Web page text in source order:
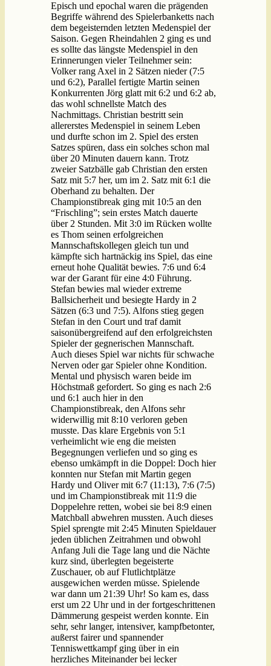
Episch und epochal waren die prägenden
Begriffe während des Spielerbanketts nach
dem begeisternden letzten Medenspiel der
Saison. Gegen Rheindahlen 2 ging es und
es sollte das längste Medenspiel in den
Erinnerungen vieler Teilnehmer sein:
Volker rang Axel in 2 Sätzen nieder (7:5
und 6:2), Parallel fertigte Martin seinen
Konkurrenten Jörg glatt mit 6:2 und 6:2 ab,
das wohl schnellste Match des
Nachmittags. Christian bestritt sein
allererstes Medenspiel in seinem Leben
und durfte schon im 2. Spiel des ersten
Satzes spüren, dass ein solches schon mal
über 20 Minuten dauern kann. Trotz
zweier Satzbälle gab Christian den ersten
Satz mit 5:7 her, um im 2. Satz mit 6:1 die
Oberhand zu behalten. Der
Championstibreak ging mit 10:5 an den
“Frischling”; sein erstes Match dauerte
über 2 Stunden. Mit 3:0 im Rücken wollte
es Thom seinen erfolgreichen
Mannschaftskollegen gleich tun und
kämpfte sich hartnäckig ins Spiel, das eine
erneut hohe Qualität bewies. 7:6 und 6:4
war der Garant für eine 4:0 Führung.
Stefan bewies mal wieder extreme
Ballsicherheit und besiegte Hardy in 2
Sätzen (6:3 und 7:5). Alfons stieg gegen
Stefan in den Court und traf damit
saisonübergreifend auf den erfolgreichsten
Spieler der gegnerischen Mannschaft.
Auch dieses Spiel war nichts für schwache
Nerven oder gar Spieler ohne Kondition.
Mental und physisch waren beide im
Höchstmaß gefordert. So ging es nach 2:6
und 6:1 auch hier in den
Championstibreak, den Alfons sehr
widerwillig mit 8:10 verloren geben
musste. Das klare Ergebnis von 5:1
verheimlicht wie eng die meisten
Begegnungen verliefen und so ging es
ebenso umkämpft in die Doppel: Doch hier
konnten nur Stefan mit Martin gegen
Hardy und Oliver mit 6:7 (11:13), 7:6 (7:5)
und im Championstibreak mit 11:9 die
Doppelehre retten, wobei sie bei 8:9 einen
Matchball abwehren mussten. Auch dieses
Spiel sprengte mit 2:45 Minuten Spieldauer
jeden üblichen Zeitrahmen und obwohl
Anfang Juli die Tage lang und die Nächte
kurz sind, überlegten begeisterte
Zuschauer, ob auf Flutlichtplätze
ausgewichen werden müsse. Spielende
war dann um 21:39 Uhr! So kam es, dass
erst um 22 Uhr und in der fortgeschrittenen
Dämmerung gespeist werden konnte. Ein
sehr, sehr langer, intensiver, kampfbetonter,
außerst fairer und spannender
Tenniswettkampf ging über in ein
herzliches Miteinander bei lecker